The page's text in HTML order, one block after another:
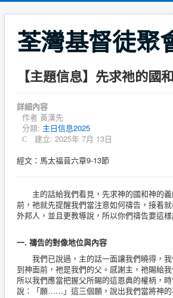
荃灣基督徒聚
【主題信息】先求祂的國
詳細內容
作者 黃漢先
分類: 主日信息2025
建立: 2025年 7月 13日
經文：馬太福音六章9-13節
主的話給我們看見，先求神的國和神的義
前，祂就先提醒我們當注意如何禱告，接着
外邦人，並且更教導說，所以你們禱告要這
一. 禱告的對像地位與內容
我們已說過，主的話一面讓我們曉得，我
到神面前，祂是我們的父。感謝主，祂賜給
所以我們應當把握父所賜的這恩典的權柄，
說：「願……」這三個願，說出我們當將神的